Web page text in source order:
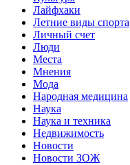
Лайфхаки
Летние виды спорта
Личный счет
Люди
Места
Мнения
Мода
Народная медицина
Наука
Наука и техника
Недвижимость
Новости
Новости ЗОЖ